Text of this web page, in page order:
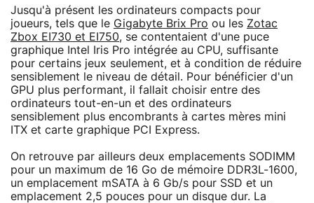
Jusqu'à présent les ordinateurs compacts pour
joueurs, tels que le Gigabyte Brix Pro ou les Zotac
Zbox EI730 et EI750, se contentaient d'une puce
graphique Intel Iris Pro intégrée au CPU, suffisante
pour certains jeux seulement, et à condition de réduire
sensiblement le niveau de détail. Pour bénéficier d'un
GPU plus performant, il fallait choisir entre des
ordinateurs tout-en-un et des ordinateurs
sensiblement plus encombrants à cartes mères mini
ITX et carte graphique PCI Express.
On retrouve par ailleurs deux emplacements SODIMM
pour un maximum de 16 Go de mémoire DDR3L-1600,
un emplacement mSATA à 6 Gb/s pour SSD et un
emplacement 2,5 pouces pour un disque dur. La